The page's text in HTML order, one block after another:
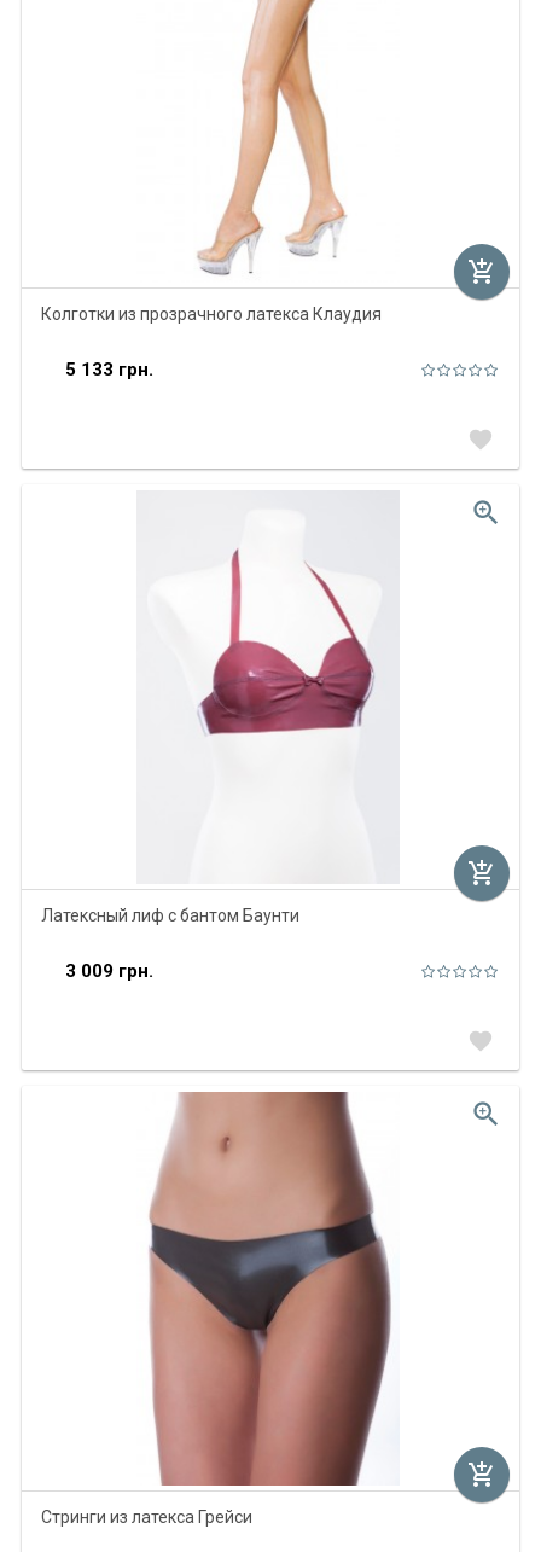
Колготки из прозрачного латекса Клаудия
5 133 грн.
add_shopping_cart
favorite
Латексный лиф с бантом Баунти
3 009 грн.
add_shopping_cart
favorite
zoom_in
Стринги из латекса Грейси
add_shopping_cart
zoom_in